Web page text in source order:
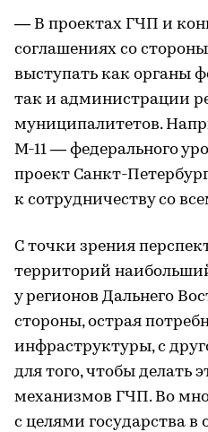
— В проектах ГЧП и
соглашениях со
выступать как органы
так и администрации
муниципалитетов.
М-11 — федерального
проект Санкт-
к сотрудничеству со
С точки зрения
территорий
у регионов Дальнего
стороны, острая
инфраструктуры, с
для того, чтобы делать
механизмов ГЧП. Во
с целями государства в